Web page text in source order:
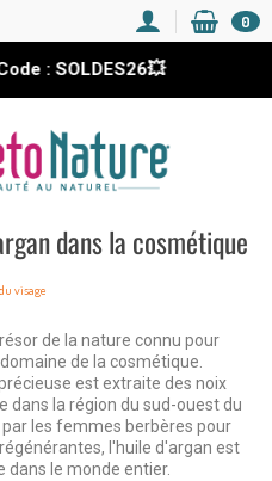
SOLDES26💥
0
dans la cosmétique
visage
de la nature connu pour
de la cosmétique.
est extraite des noix
dans la région du sud-ouest du
les femmes berbères pour
l'huile d'argan est
dans le monde entier.